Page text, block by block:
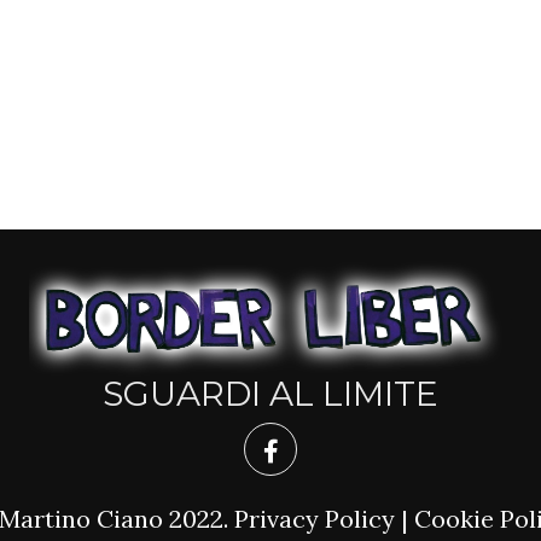
SGUARDI AL LIMITE
Ciano 2022. Privacy Policy | Cookie